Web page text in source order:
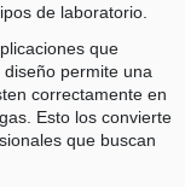
de laboratorio.
que
permite una
correctamente en
Esto los convierte
que buscan